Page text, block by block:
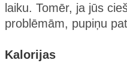
laiku. Tomēr, ja jūs
problēmām, pupiņu
Kalorijas